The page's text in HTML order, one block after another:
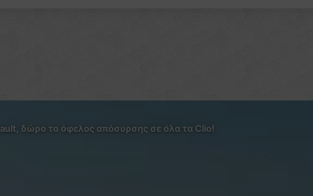
δώρο το όφελος απόσυρσης σε όλα τα Clio!